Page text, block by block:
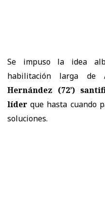
Se impuso la idea
habilitación larga de
Hernández (72’)
líder que hasta cuando
soluciones.